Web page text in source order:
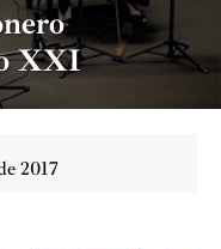
XXI
2017